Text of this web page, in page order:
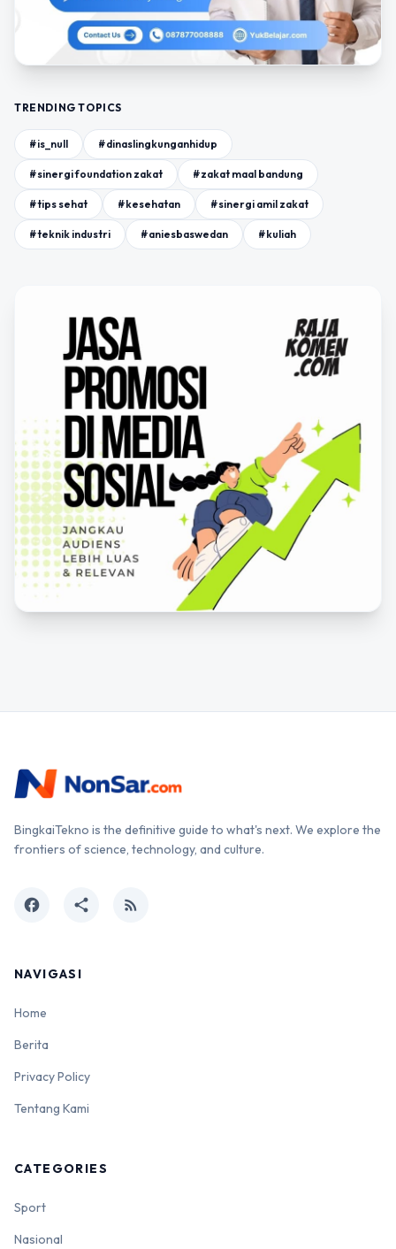
TRENDING TOPICS
#is_null #dinaslingkunganhidup
#sinergi foundation zakat #zakat maal bandung
#tips sehat #kesehatan #sinergi amil zakat
#teknik industri #aniesbaswedan #kuliah
BingkaiTekno is the definitive guide to what's next. We explore the
frontiers of science, technology, and culture.
facebook share rss_feed
NAVIGASI
Home
Berita
Privacy Policy
Tentang Kami
CATEGORIES
Sport
Nasional